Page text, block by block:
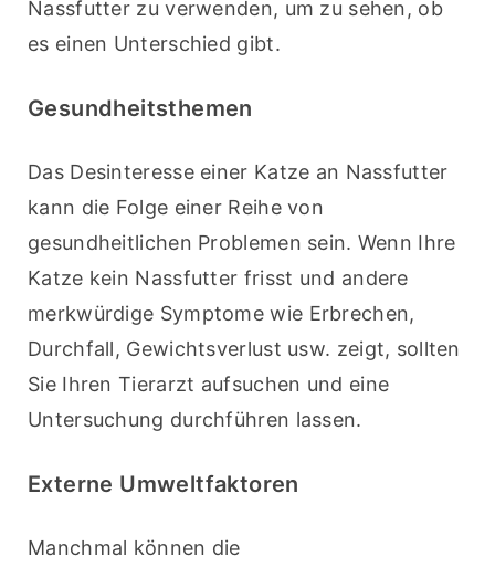
Nassfutter zu verwenden, um zu sehen, ob
es einen Unterschied gibt.
Gesundheitsthemen
Das Desinteresse einer Katze an Nassfutter
kann die Folge einer Reihe von
gesundheitlichen Problemen sein. Wenn Ihre
Katze kein Nassfutter frisst und andere
merkwürdige Symptome wie Erbrechen,
Durchfall, Gewichtsverlust usw. zeigt, sollten
Sie Ihren Tierarzt aufsuchen und eine
Untersuchung durchführen lassen.
Externe Umweltfaktoren
Manchmal können die